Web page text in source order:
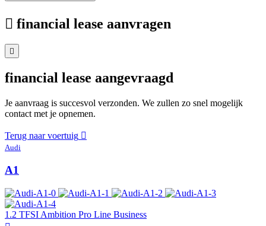
financial lease aanvragen
financial lease aangevraagd
Je aanvraag is succesvol verzonden. We zullen zo snel mogelijk
contact met je opnemen.
Terug naar voertuig
Audi
A1
1.2 TFSI Ambition Pro Line Business